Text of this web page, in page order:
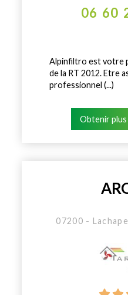
06 60
Alpinfiltro est votre
de la RT 2012. Etre
professionnel (...)
Obtenir
07200 -